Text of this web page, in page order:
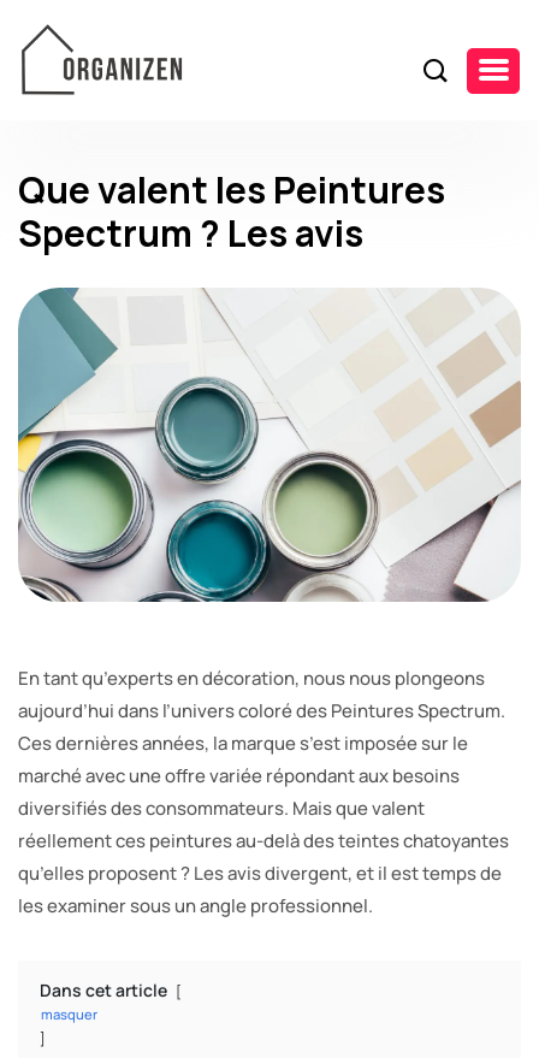
Que valent les Peintures
Spectrum ? Les avis
En tant qu’experts en décoration, nous nous plongeons
aujourd’hui dans l’univers coloré des Peintures Spectrum.
Ces dernières années, la marque s’est imposée sur le
marché avec une offre variée répondant aux besoins
diversifiés des consommateurs. Mais que valent
réellement ces peintures au-delà des teintes chatoyantes
qu’elles proposent ? Les avis divergent, et il est temps de
les examiner sous un angle professionnel.
Dans cet article
masquer